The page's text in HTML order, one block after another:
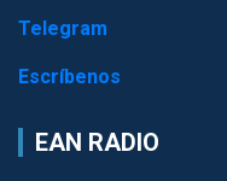
Telegram
Escríbenos
EAN RADIO